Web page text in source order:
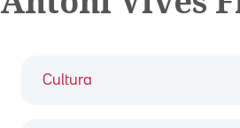
Cultura